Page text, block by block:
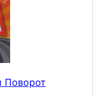
Поворот